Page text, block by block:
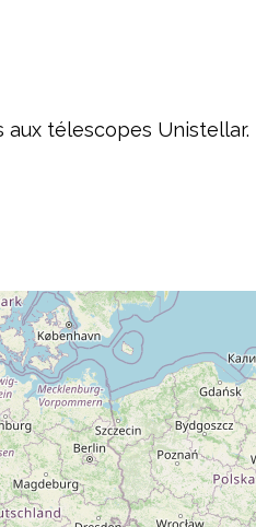
aux télescopes Unistellar.